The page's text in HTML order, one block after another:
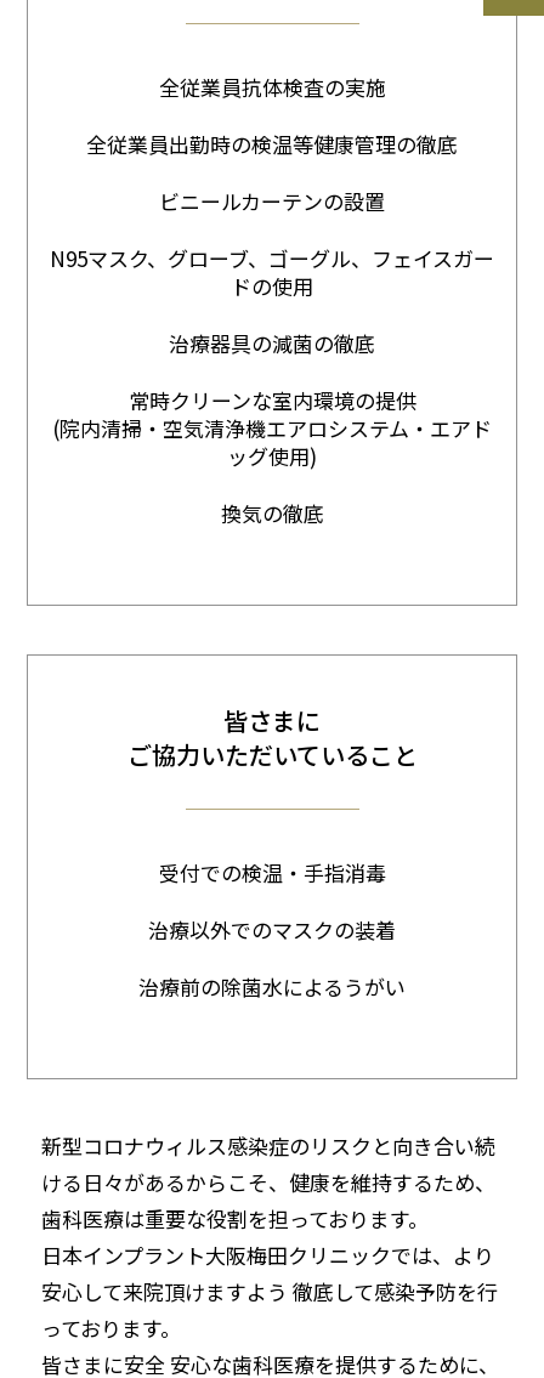
全従業員抗体検査の実施
全従業員出勤時の検温等健康管理の徹底
ビニールカーテンの設置
N95マスク、グローブ、ゴーグル、フェイスガー
ドの使用
治療器具の減菌の徹底
常時クリーンな室内環境の提供
(院内清掃・空気清浄機エアロシステム・エアド
ッグ使用)
換気の徹底
皆さまに
ご協力いただいていること
受付での検温・手指消毒
治療以外でのマスクの装着
治療前の除菌水によるうがい
新型コロナウィルス感染症のリスクと向き合い続
ける日々があるからこそ、健康を維持するため、
歯科医療は重要な役割を担っております。
日本インプラント大阪梅田クリニックでは、より
安心して来院頂けますよう 徹底して感染予防を行
っております。
皆さまに安全 安心な歯科医療を提供するために、